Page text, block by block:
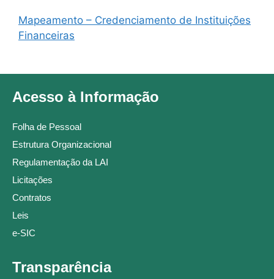
Mapeamento – Credenciamento de Instituições
Financeiras
Acesso à Informação
Folha de Pessoal
Estrutura Organizacional
Regulamentação da LAI
Licitações
Contratos
Leis
e-SIC
Transparência